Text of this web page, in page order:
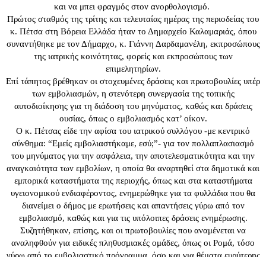
και να μπει φραγμός στον ανορθολογισμό.
Πρώτος σταθμός της τρίτης και τελευταίας ημέρας της περιοδείας του
κ. Πέτσα στη Βόρεια Ελλάδα ήταν το Δημαρχείο Καλαμαριάς, όπου
συναντήθηκε με τον Δήμαρχο, κ. Γιάννη Δαρδαμανέλη, εκπροσώπους
της ιατρικής κοινότητας, φορείς και εκπροσώπους των
επιμελητηρίων.
Επί τάπητος βρέθηκαν οι στοχευμένες δράσεις και πρωτοβουλίες υπέρ
των εμβολιασμών, η στενότερη συνεργασία της τοπικής
αυτοδιοίκησης για τη διάδοση του μηνύματος, καθώς και δράσεις
ουσίας, όπως ο εμβολιασμός κατ’ οίκον.
Ο κ. Πέτσας είδε την αφίσα του ιατρικού συλλόγου -με κεντρικό
σύνθημα: “Εμείς εμβολιαστήκαμε, εσύ;”- για τον πολλαπλασιασμό
του μηνύματος για την ασφάλεια, την αποτελεσματικότητα και την
αναγκαιότητα των εμβολίων, η οποία θα αναρτηθεί στα δημοτικά και
εμπορικά καταστήματα της περιοχής, όπως και στα καταστήματα
υγειονομικού ενδιαφέροντος, ενημερώθηκε για τα φυλλάδια που θα
διανείμει ο δήμος με ερωτήσεις και απαντήσεις γύρω από τον
εμβολιασμό, καθώς και για τις υπόλοιπες δράσεις ενημέρωσης.
Συζητήθηκαν, επίσης, και οι πρωτοβουλίες που αναμένεται να
αναληφθούν για ειδικές πληθυσμιακές ομάδες, όπως οι Ρομά, τόσο